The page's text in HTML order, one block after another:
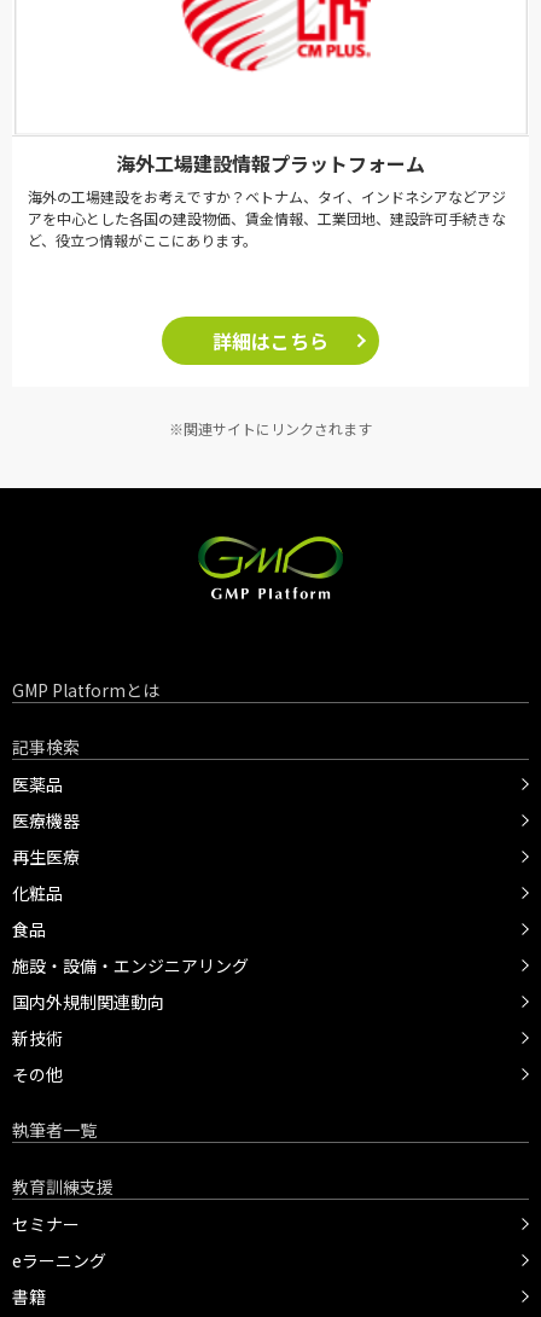
海外工場建設情報プラットフォーム
海外の工場建設をお考えですか？ベトナム、タイ、インドネシアなどアジ
アを中心とした各国の建設物価、賃金情報、工業団地、建設許可手続きな
ど、役立つ情報がここにあります。
詳細はこちら
※関連サイトにリンクされます
GMP Platformとは
記事検索
医薬品
医療機器
再生医療
化粧品
食品
施設・設備・エンジニアリング
国内外規制関連動向
新技術
その他
執筆者一覧
教育訓練支援
セミナー
eラーニング
書籍